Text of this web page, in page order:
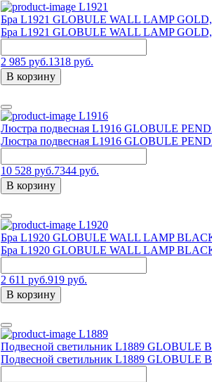
L1921
Бра L1921 GLOBULE WALL LAMP
Бра L1921 GLOBULE WALL LAMP
2 985 руб.1318 руб.
В корзину
L1916
Люстра подвесная L1916 GLOBULE
Люстра подвесная L1916 GLOBULE
10 528 руб.7344 руб.
В корзину
L1920
Бра L1920 GLOBULE WALL LAMP
Бра L1920 GLOBULE WALL LAMP
2 611 руб.919 руб.
В корзину
L1889
Подвесной светильник L1889 GLOBULE
Подвесной светильник L1889 GLOBULE